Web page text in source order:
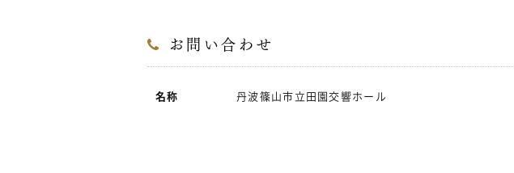
お問い合わせ
名称 丹波篠山市立田園交響ホール